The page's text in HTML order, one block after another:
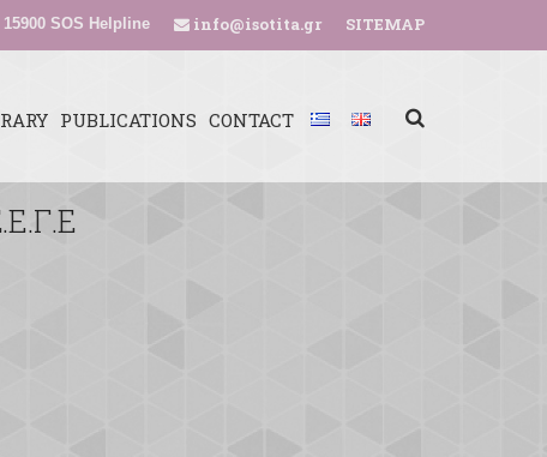
15900 SOS Helpline info@isotita.gr SITEMAP
PUBLICATIONS CONTACT